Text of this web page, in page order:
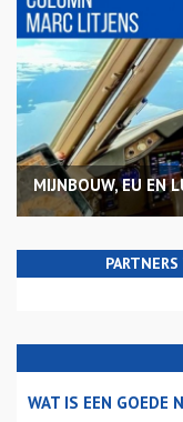
MIJNBOUW, EU EN
WAT IS EEN GOEDE